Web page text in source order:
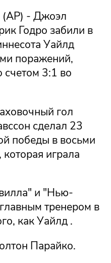
(AP) - Джоэл
Годро забили в
Уайлд
поражений,
счетом 3:1 во
гол
сделал 23
победы в восьми
которая играла
и "Нью-
тренером в
как Уайлд .
Парайко.